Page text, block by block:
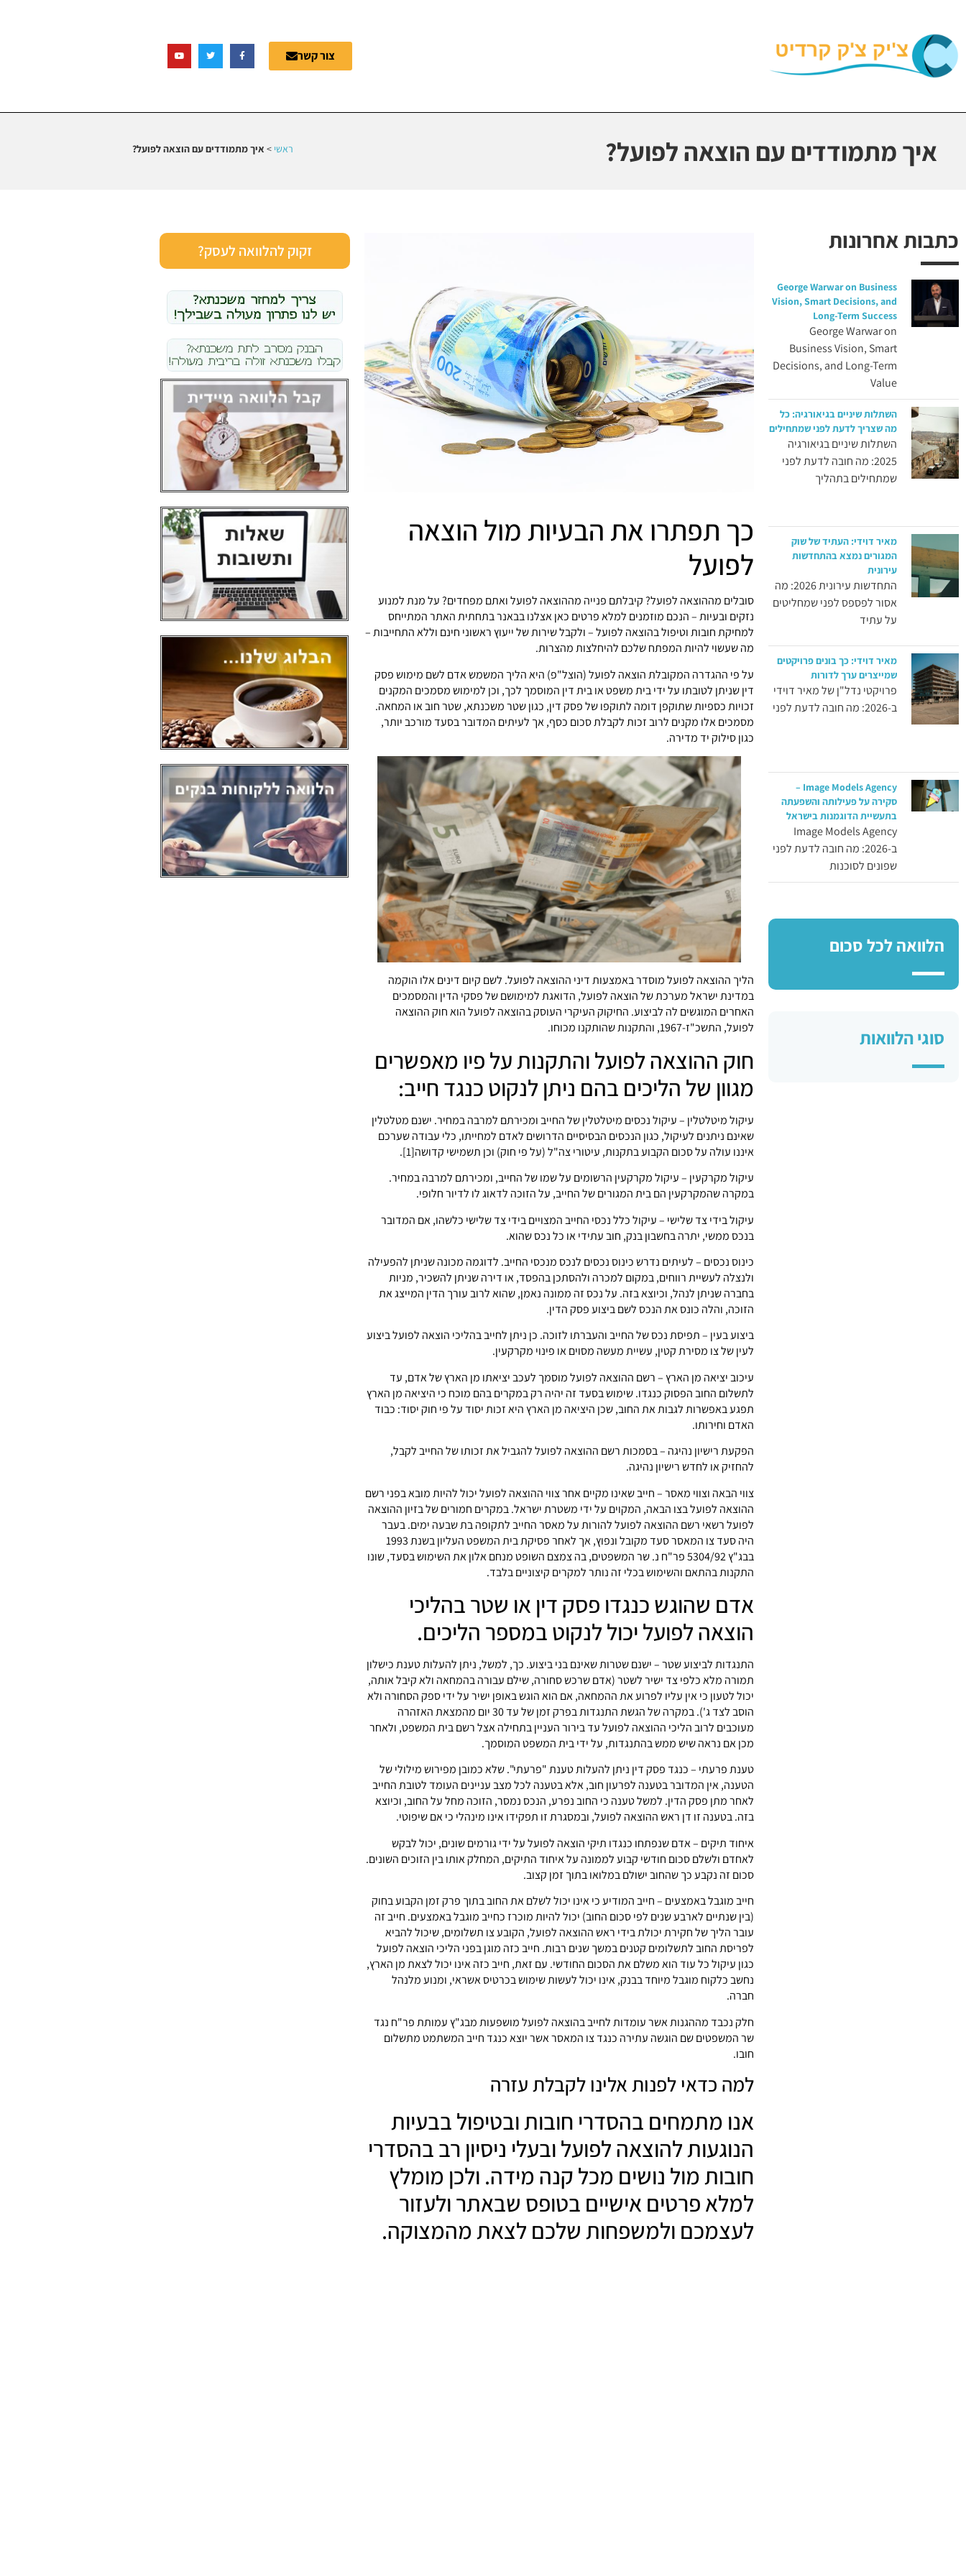
צור קשר
איך מתמודדים עם הוצאה לפועל? ראשי > איך מתמודדים עם הוצאה לפועל?
כתבות אחרונות
George Warwar on Business
Vision, Smart Decisions, and
Long-Term Success
George Warwar on
Business Vision, Smart
Decisions, and Long-Term
Value
השתלות שיניים בגיאורגיה: כל
מה שצריך לדעת לפני שמתחילים
השתלות שיניים בגיאורגיה
2025: מה חובה לדעת לפני
שמתחילים בתהליך
מאיר דוידי: העתיד של שוק
המגורים נמצא בהתחדשות
עירונית
התחדשות עירונית 2026: מה
אסור לפספס לפני שמחליטים
על עתיד
מאיר דוידי: כך בונים פרויקטים
שמייצרים ערך לדורות
פרויקטי נדל"ן של מאיר דוידי
ב-2026: מה חובה לדעת לפני
Image Models Agency –
סקירה על פעילותה והשפעתה
בתעשיית הדוגמנות בישראל
Image Models Agency
ב-2026: מה חובה לדעת לפני
שפונים לסוכנות
הלוואה לכל סכום
סוגי הלוואות
כך תפתרו את הבעיות מול הוצאה
לפועל
סובלים מההוצאה לפועל? קיבלתם פנייה מההוצאה לפועל ואתם מפחדים? על מנת למנוע
נזקים ובעיות – הנכם מוזמנים למלא פרטים כאן אצלנו בבאנר בתחתית האתר המתייחס
למחיקת חובות וטיפול בהוצאה לפועל – ולקבל שירות של ייעוץ ראשוני חינם וללא התחייבות –
מה שעשוי להיות המפתח שלכם להיחלצות מהצרות.
על פי ההגדרה המקובלת הוצאה לפועל (הוצל"פ) היא הליך המשמש אדם לשם מימוש פסק
דין שניתן לטובתו על ידי בית משפט או בית דין המוסמך לכך, וכן למימוש מסמכים המקנים
זכויות כספיות שתוקפן דומה לתוקפו של פסק דין, כגון שטר משכנתא, שטר חוב או המחאה.
מסמכים אלו מקנים לרוב זכות לקבלת סכום כסף, אך לעיתים המדובר בסעד מורכב יותר,
כגון סילוק יד מדירה.
הליך ההוצאה לפועל מוסדר באמצעות דיני ההוצאה לפועל. לשם קיום דינים אלו הוקמה
במדינת ישראל מערכת של הוצאה לפועל, הדואגת למימושם של פסקי הדין והמסמכים
האחרים המוגשים לה לביצוע. החיקוק העיקרי העוסק בהוצאה לפועל הוא חוק ההוצאה
לפועל, התשכ"ז-1967, והתקנות שהותקנו מכוחו.
חוק ההוצאה לפועל והתקנות על פיו מאפשרים
מגוון של הליכים בהם ניתן לנקוט כנגד חייב:
עיקול מיטלטלין – עיקול נכסים מיטלטלין של החייב ומכירתם למרבה במחיר. ישנם מטלטלין
שאינם ניתנים לעיקול, כגון הנכסים הבסיסיים הדרושים לאדם למחייתו, כלי עבודה שערכם
איננו עולה על סכום הקבוע בתקנות, עיטורי צה"ל (על פי חוק) וכן תשמישי קדושה[1].
עיקול מקרקעין – עיקול מקרקעין הרשומים על שמו של החייב, ומכירתם למרבה במחיר.
במקרה שהמקרקעין הם בית המגורים של החייב, על הזוכה לדאוג לו לדיור חלופי.
עיקול בידי צד שלישי – עיקול כלל נכסי החייב המצויים בידי צד שלישי כלשהו, אם המדובר
בנכס ממשי, יתרה בחשבון בנק, חוב עתידי או כל נכס שהוא.
כינוס נכסים – לעיתים נדרש כינוס נכסים לנכס מנכסי החייב. לדוגמה מכונה שניתן להפעילה
ולנצלה לעשיית רווחים, במקום למכרה ולהסתכן בהפסד, או דירה שניתן להשכיר, מניות
בחברה שניתן לנהל, וכיוצא בזה. על נכס זה ממונה נאמן, שהוא לרוב עורך הדין המייצג את
הזוכה, והלה כונס את הנכס לשם ביצוע פסק הדין.
ביצוע בעין – תפיסת נכס של החייב והעברתו לזוכה. כן ניתן לחייב בהליכי הוצאה לפועל ביצוע
לעין של צו מסירת קטין, עשיית מעשה מסוים או פינוי מקרקעין.
עיכוב יציאה מן הארץ – רשם ההוצאה לפועל מוסמך לעכב יציאתו מן הארץ של אדם, עד
לתשלום החוב הפסוק כנגדו. שימוש בסעד זה יהיה רק במקרים בהם מוכח כי היציאה מן הארץ
תפגע באפשרות לגבות את החוב, שכן היציאה מן הארץ היא זכות יסוד על פי חוק יסוד: כבוד
האדם וחירותו.
הפקעת רישיון נהיגה – בסמכות רשם ההוצאה לפועל להגביל את זכותו של החייב לקבל,
להחזיק או לחדש רישיון נהיגה.
צווי הבאה וצווי מאסר – חייב שאינו מקיים אחר צווי ההוצאה לפועל יכול להיות מובא בפני רשם
ההוצאה לפועל בצו הבאה, המקוים על ידי משטרת ישראל. במקרים חמורים של בזיון ההוצאה
לפועל רשאי רשם ההוצאה לפועל להורות על מאסר החייב לתקופה בת שבעה ימים. בעבר
היה סעד צו המאסר סעד מקובל ונפוץ, אך לאחר פסיקת בית המשפט העליון בשנת 1993
בבג"ץ 5304/92 פר"ח נ. שר המשפטים, בה צמצם השופט מנחם אלון את השימוש בסעד, שונו
התקנות בהתאם והשימוש בכלי זה נותר למקרים קיצוניים בלבד.
אדם שהוגש כנגדו פסק דין או שטר בהליכי
הוצאה לפועל יכול לנקוט במספר הליכים.
התנגדות לביצוע שטר – ישנם שטרות שאינם בני ביצוע. כך, למשל, ניתן להעלות טענת כישלון
תמורה מלא כלפי צד ישיר לשטר (אדם שרכש סחורה, שילם עבורה בהמחאה ולא קיבל אותה,
יכול לטעון כי אין עליו לפרוע את ההמחאה, אם הוא הוגש באופן ישיר על ידי ספק הסחורה ולא
הוסב לצד ג'). במקרה של הגשת התנגדות בפרק זמן של עד 30 יום מהמצאת האזהרה
מעוכבים לרוב הליכי ההוצאה לפועל עד בירור העניין בתחילה אצל רשם בית המשפט, ולאחר
מכן אם נראה שיש ממש בהתנגדות, על ידי בית המשפט המוסמך.
טענת פרעתי – כנגד פסק דין ניתן להעלות טענת "פרעתי". שלא כמובן מפירוש מילולי של
הטענה, אין המדובר בטענה לפרעון חוב, אלא בטענה לכל מצב עניינים העומד לטובת החייב
לאחר מתן פסק הדין. למשל טענה כי החוב נפרע, הנכס נמסר, הזוכה מחל על החוב, וכיוצא
בזה. בטענה זו דן ראש ההוצאה לפועל, ובמסגרת זו תפקידו אינו מינהלי כי אם שיפוטי.
איחוד תיקים – אדם שנפתחו כנגדו תיקי הוצאה לפועל על ידי גורמים שונים, יכול לבקש
לאחדם ולשלם סכום חודשי קבוע לממונה על איחוד התיקים, המחלק אותו בין הזוכים השונים.
סכום זה נקבע כך שהחוב ישולם במלואו בתוך זמן קצוב.
חייב מוגבל באמצעים – חייב המודיע כי אינו יכול לשלם את החוב בתוך פרק זמן הקבוע בחוק
(בין שנתיים לארבע שנים לפי סכום החוב) יכול להיות מוכרז כחייב מוגבל באמצעים. חייב זה
עובר הליך של חקירת יכולת בידי ראש ההוצאה לפועל, הקובע צו תשלומים, שיכול להביא
לפריסת החוב לתשלומים קטנים במשך שנים רבות. חייב כזה מוגן בפני הליכי הוצאה לפועל
כגון עיקול כל עוד הוא משלם את הסכום החודשי. עם זאת, חייב כזה אינו יכול לצאת מן הארץ,
נחשב כלקוח מוגבל מיוחד בבנק, אינו יכול לעשות שימוש בכרטיס אשראי, ומנוע מלנהל
חברה.
חלק נכבד מההגנות אשר עומדות לחייב בהוצאה לפועל מושפעות מבג"ץ עמותת פר"ח נגד
שר המשפטים שם הוגשה עתירה כנגד צו המאסר אשר יוצא כנגד חייב המשתמט מתשלום
חובו.
למה כדאי לפנות אלינו לקבלת עזרה
אנו מתמחים בהסדרי חובות ובטיפול בבעיות
הנוגעות להוצאה לפועל ובעלי ניסיון רב בהסדרי
חובות מול נושים מכל קנה מידה. ולכן מומלץ
למלא פרטים אישיים בטופס שבאתר ולעזור
לעצמכם ולמשפחות שלכם לצאת מהמצוקה.
זקוק להלוואה לעסק?